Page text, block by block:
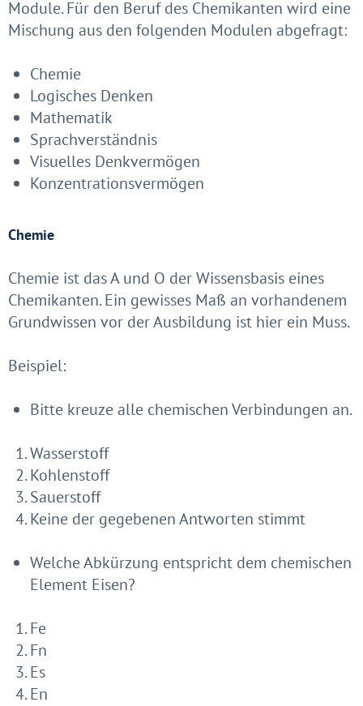
Module. Für den Beruf des Chemikanten wird eine
Mischung aus den folgenden Modulen abgefragt:
Chemie
Logisches Denken
Mathematik
Sprachverständnis
Visuelles Denkvermögen
Konzentrationsvermögen
Chemie
Chemie ist das A und O der Wissensbasis eines
Chemikanten. Ein gewisses Maß an vorhandenem
Grundwissen vor der Ausbildung ist hier ein Muss.
Beispiel:
Bitte kreuze alle chemischen Verbindungen an.
Wasserstoff
Kohlenstoff
Sauerstoff
Keine der gegebenen Antworten stimmt
Welche Abkürzung entspricht dem chemischen
Element Eisen?
Fe
Fn
Es
En